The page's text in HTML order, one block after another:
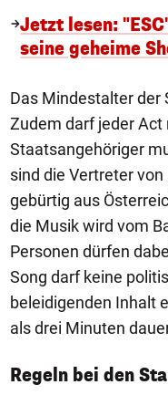
Jetzt lesen:
seine geheime
Das Mindestalter der
Zudem darf jeder Act
Staatsangehöriger
sind die Vertreter
gebürtig aus
die Musik wird vom
Personen dürfen
Song darf keine
beleidigenden Inhalt
als drei Minuten
Regeln bei den